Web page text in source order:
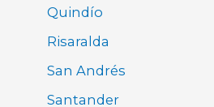
Quindío
Risaralda
San Andrés
Santander